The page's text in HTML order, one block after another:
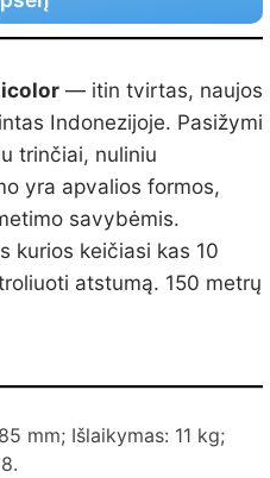
— itin tvirtas, naujos
Indonezijoje. Pasižymi
trinčiai, nuliniu
yra apvalios formos,
savybėmis.
kurios keičiasi kas 10
atstumą. 150 metrų
mm; Išlaikymas: 11 kg;